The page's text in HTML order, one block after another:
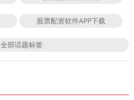
股票配资软件APP下载
全部话题标签